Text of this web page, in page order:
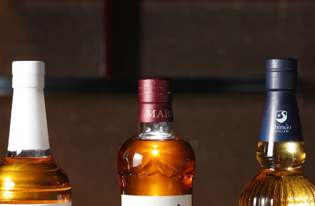
「AdvancedClub」会員組織を設けました。
「AdvancedClub」会員に登録すると、プレゼント応募情報
の一覧、プレミアムな会員限定イベント、ブランドのエクス
クルーシブアイテムの紹介など、特別なコンテンツ情報を
メールマガジンでお届け致します。更に『AdvancedTime』
のタブロイドマガジンのご案内もあり、送付手数料のみを